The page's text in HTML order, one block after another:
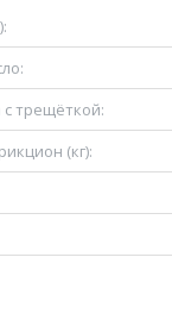
трещёткой:
(кг):